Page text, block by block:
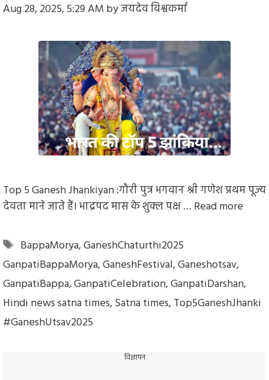
Aug 28, 2025, 5:29 AM byजयदेव विश्वकर्मा
Top 5 Ganesh Jhankiyan :गौरी पुत्र भगवान श्री गणेश प्रथम पूज्य
देवता माने जाते हैं। भाद्रपद मास के शुक्ल पक्ष … Read more
Tags
BappaMorya,GaneshChaturthi2025
GanpatiBappaMorya,GaneshFestival,Ganeshotsav,
GanpatiBappa,GanpatiCelebration,GanpatiDarshan,
Hindi news satna times,Satna times,Top5GaneshJhanki
#GaneshUtsav2025
विज्ञापन